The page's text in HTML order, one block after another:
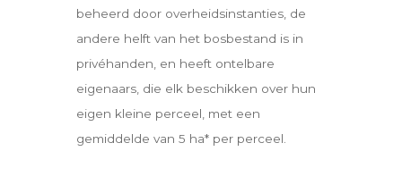
beheerd door overheidsinstanties, de
andere helft van het bosbestand is in
privéhanden, en heeft ontelbare
eigenaars, die elk beschikken over hun
eigen kleine perceel, met een
gemiddelde van 5 ha* per perceel.